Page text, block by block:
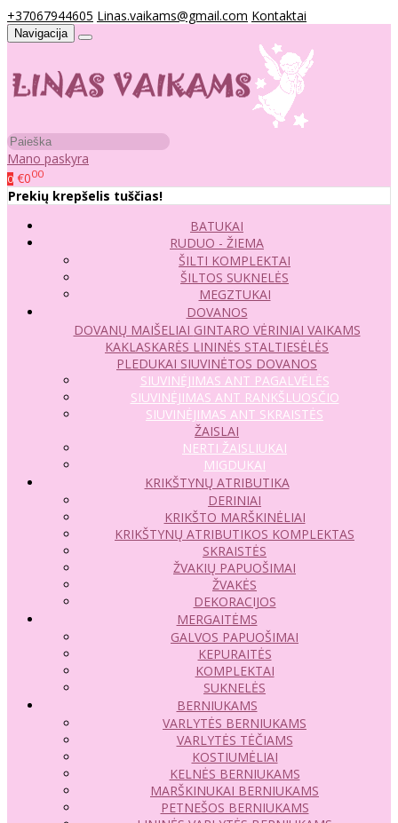
+37067944605 Linas.vaikams@gmail.com Kontaktai
Navigacija
Mano paskyra
0 €000
Prekių krepšelis tuščias!
BATUKAI
RUDUO - ŽIEMA
ŠILTI KOMPLEKTAI
ŠILTOS SUKNELĖS
MEGZTUKAI
DOVANOS
DOVANŲ MAIŠELIAI GINTARO VĖRINIAI VAIKAMS
KAKLASKARĖS LININĖS STALTIESĖLĖS
PLEDUKAI SIUVINĖTOS DOVANOS
SIUVINĖJIMAS ANT PAGALVĖLĖS
SIUVINĖJIMAS ANT RANKŠLUOSČIO
SIUVINĖJIMAS ANT SKRAISTĖS
ŽAISLAI
NERTI ŽAISLIUKAI
MIGDUKAI
KRIKŠTYNŲ ATRIBUTIKA
DERINIAI
KRIKŠTO MARŠKINĖLIAI
KRIKŠTYNŲ ATRIBUTIKOS KOMPLEKTAS
SKRAISTĖS
ŽVAKIŲ PAPUOŠIMAI
ŽVAKĖS
DEKORACIJOS
MERGAITĖMS
GALVOS PAPUOŠIMAI
KEPURAITĖS
KOMPLEKTAI
SUKNELĖS
BERNIUKAMS
VARLYTĖS BERNIUKAMS
VARLYTĖS TĖČIAMS
KOSTIUMĖLIAI
KELNĖS BERNIUKAMS
MARŠKINUKAI BERNIUKAMS
PETNEŠOS BERNIUKAMS